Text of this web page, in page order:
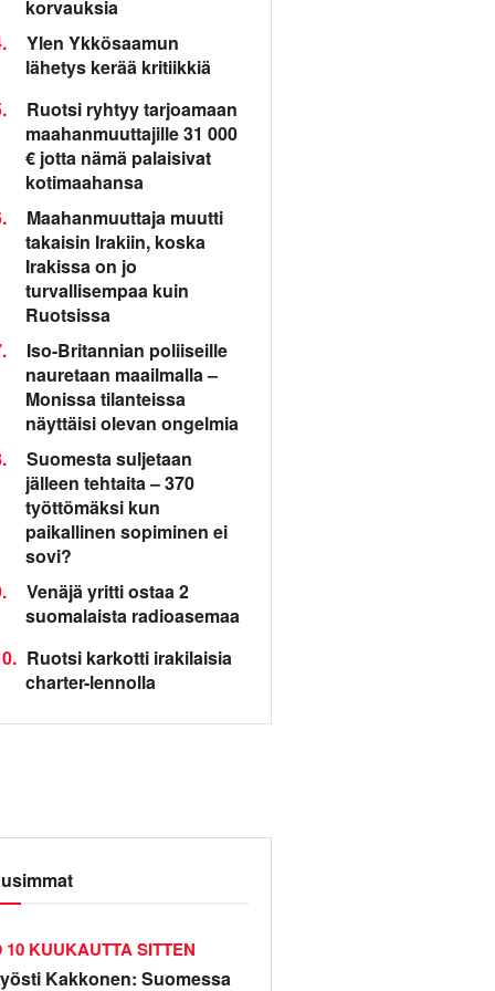
korvauksia
Ylen Ykkösaamun
lähetys kerää kritiikkiä
Ruotsi ryhtyy tarjoamaan
maahanmuuttajille 31 000
€ jotta nämä palaisivat
kotimaahansa
Maahanmuuttaja muutti
takaisin Irakiin, koska
Irakissa on jo
turvallisempaa kuin
Ruotsissa
Iso-Britannian poliiseille
nauretaan maailmalla –
Monissa tilanteissa
näyttäisi olevan ongelmia
Suomesta suljetaan
jälleen tehtaita – 370
työttömäksi kun
paikallinen sopiminen ei
sovi?
Venäjä yritti ostaa 2
suomalaista radioasemaa
Ruotsi karkotti irakilaisia
charter-lennolla
Kakkonen: Suomessa
10 KUUKAUTTA SITTEN